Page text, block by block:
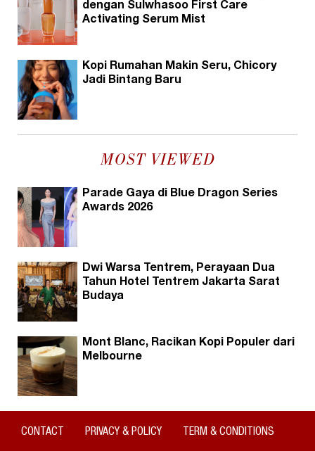
dengan Sulwhasoo First Care
Activating Serum Mist
Kopi Rumahan Makin Seru, Chicory
Jadi Bintang Baru
MOST VIEWED
Parade Gaya di Blue Dragon Series
Awards 2026
Dwi Warsa Tentrem, Perayaan Dua
Tahun Hotel Tentrem Jakarta Sarat
Budaya
Mont Blanc, Racikan Kopi Populer dari
Melbourne
CONTACT PRIVACY & POLICY TERM & CONDITIONS